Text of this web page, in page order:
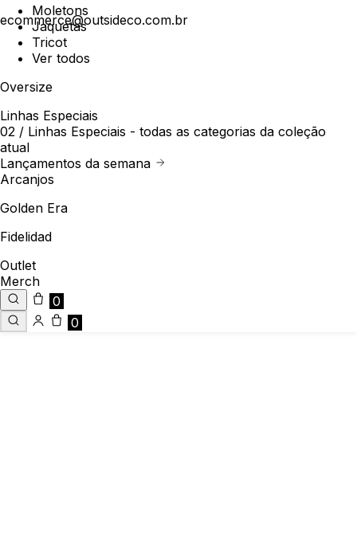
ecommerce@outsideco.com.br
Moletons
Jaquetas
Tricot
Ver todos
Oversize
Linhas Especiais
02 / Linhas Especiais - todas as categorias da coleção
atual
Lançamentos da semana
Arcanjos
Golden Era
Fidelidad
Outlet
Merch
0
0